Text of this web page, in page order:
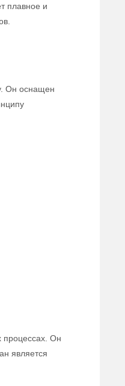
плавное и
Он оснащен
процессах. Он
является